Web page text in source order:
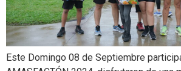
Este Domingo 08 de Septiembre